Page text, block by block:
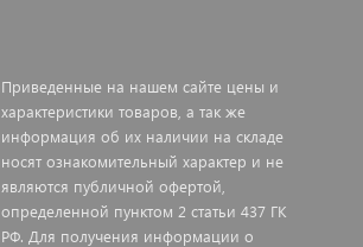
Приведенные на нашем сайте цены и
характеристики товаров, а так же
информация об их наличии на складе
носят ознакомительный характер и не
являются публичной офертой,
определенной пунктом 2 статьи 437 ГК
РФ. Для получения информации о